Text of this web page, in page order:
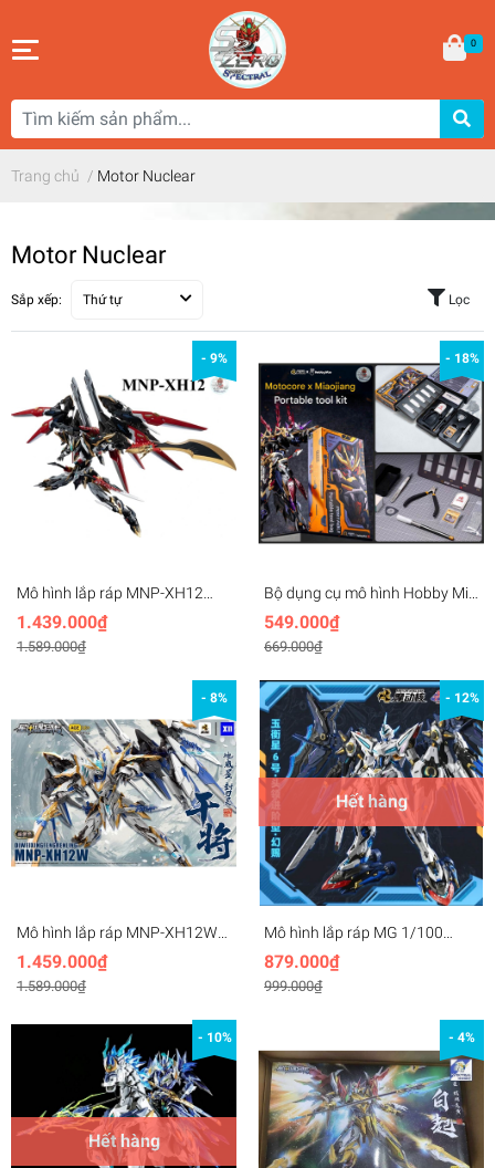
0
Trang chủ / Motor Nuclear
Motor Nuclear
Sắp xếp: Thứ tự Lọc
- 9%
Mô hình lắp ráp MNP-XH12
1/100 GAN JIANG Cang Tương
Metal Frame MOTOR NUCLEAR
1.439.000₫
1.589.000₫
- 18%
Bộ dụng cụ mô hình Hobby Mio
x MOTOR NUCLEAR Premium
Tool Kit (kìm, dao, nhíp, ...)
549.000₫
669.000₫
- 8%
Mô hình lắp ráp MNP-XH12W
1/100 GAN JIANG Cang Tương
Metal Frame MOTOR NUCLEAR
1.459.000₫
1.589.000₫
- 12%
Hết hàng
Mô hình lắp ráp MG 1/100
Motor Nuclear Huyễn Tứ MNP-
CR01 HuanCi Blazing Star
Metal Inner Frame
879.000₫
999.000₫
- 10%
Hết hàng
- 4%